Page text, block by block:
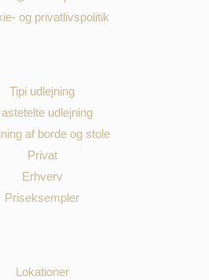
og privatlivspolitik
Tipi udlejning
udlejning
af borde og stole
Privat
Erhverv
Priseksempler
Lokationer